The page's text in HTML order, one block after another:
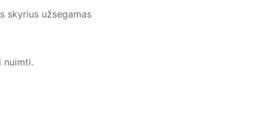
skyrius užsegamas
nuimti.